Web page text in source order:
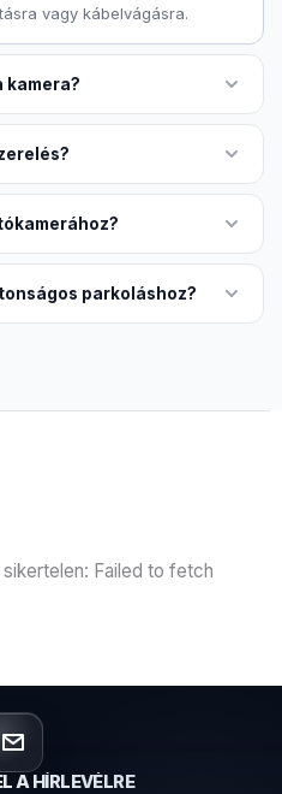
vagy kábelvágásra.
kamera?
parkoláshoz?
Failed to fetch
A HÍRLEVÉLRE